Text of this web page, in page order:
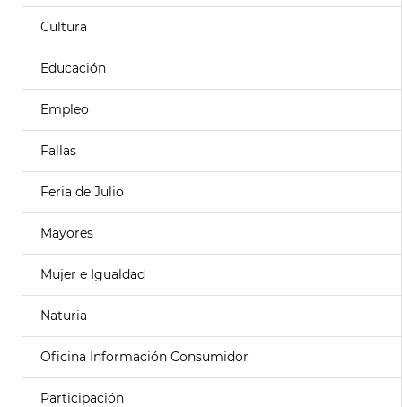
Cultura
Educación
Empleo
Fallas
Feria de Julio
Mayores
Mujer e Igualdad
Naturia
Oficina Información Consumidor
Participación